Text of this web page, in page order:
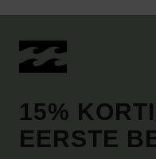
15%
EERSTE